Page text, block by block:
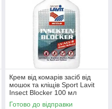
Крем від комарів засіб від
мошок та кліщів Sport Lavit
Insect Blocker 100 мл
(SHiz14435)
Готово до відправки